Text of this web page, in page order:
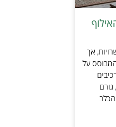
אך
המבוסס על